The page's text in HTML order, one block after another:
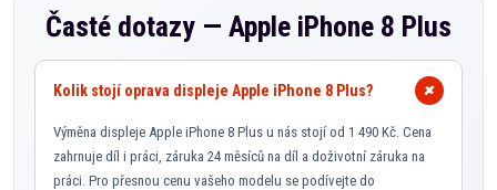
Časté dotazy — Apple iPhone 8 Plus
Kolik stojí oprava displeje Apple iPhone 8 Plus?
Výměna displeje Apple iPhone 8 Plus u nás stojí od 1 490 Kč. Cena
zahrnuje díl i práci, záruka 24 měsíců na díl a doživotní záruka na
práci. Pro přesnou cenu vašeho modelu se podívejte do